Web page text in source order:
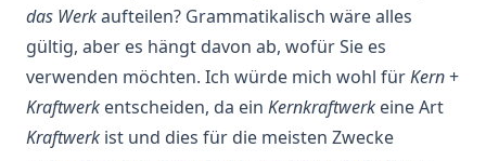
das Werkaufteilen? Grammatikalisch wäre alles
gültig, aber es hängt davon ab, wofür Sie es
verwenden möchten. Ich würde mich wohl fürKern+
Kraftwerk entscheiden, da ein Kernkraftwerk eine Art
Kraftwerk ist und dies für die meisten Zwecke